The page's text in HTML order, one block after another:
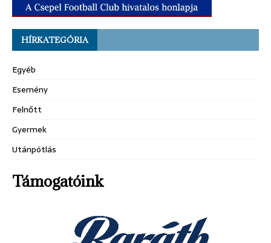
HÍRKATEGÓRIA
Egyéb
Esemény
Felnőtt
Gyermek
Utánpótlás
Támogatóink